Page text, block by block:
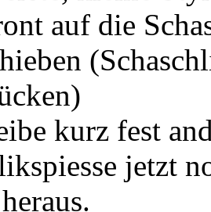
auf die
kurz fest
jetzt